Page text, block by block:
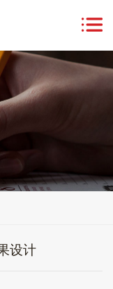
设计